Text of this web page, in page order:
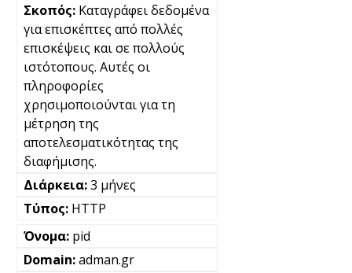
Καταγράφει δεδομένα
για επισκέπτες από πολλές
επισκέψεις και σε πολλούς
ιστότοπους. Αυτές οι
πληροφορίες
χρησιμοποιούνται για τη
μέτρηση της
αποτελεσματικότητας της
διαφήμισης.
3 μήνες
HTTP
pid
adman.gr